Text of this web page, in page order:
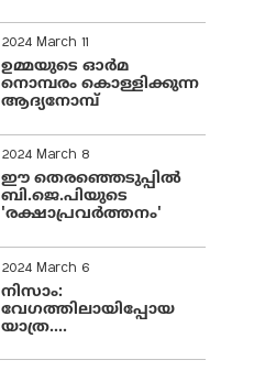
2024 March 11
ഉമ്മയുടെ ഓർമ
നൊമ്പരം കൊള്ളിക്കുന്ന
ആദ്യനോമ്പ്
2024 March 8
ഈ തെരഞ്ഞെടുപ്പില്‍
ബി.ജെ.പിയുടെ
'രക്ഷാപ്രവര്‍ത്തനം'
2024 March 6
നിസാം:
വേഗത്തിലായിപ്പോയ
യാത്ര....